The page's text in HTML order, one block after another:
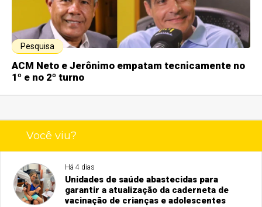
Pesquisa
ACM Neto e Jerônimo empatam tecnicamente no
1º e no 2º turno
Você viu?
Há 4 dias
Unidades de saúde abastecidas para
garantir a atualização da caderneta de
vacinação de crianças e adolescentes